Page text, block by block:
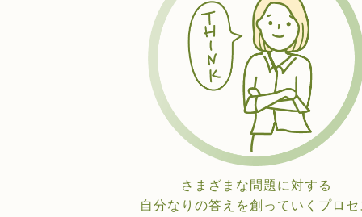
さまざまな問題に対する
自分なりの答えを創っていくプロ